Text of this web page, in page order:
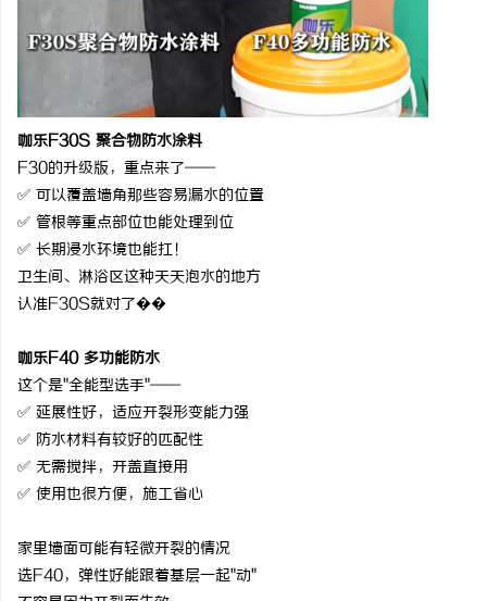
咖乐F30S 聚合物防水涂料
F30的升级版，重点来了——
✅ 可以覆盖墙角那些容易漏水的位置
✅ 管根等重点部位也能处理到位
✅ 长期浸水环境也能扛！
卫生间、淋浴区这种天天泡水的地方
认准F30S就对了��
咖乐F40 多功能防水
这个是"全能型选手"——
✅ 延展性好，适应开裂形变能力强
✅ 防水材料有较好的匹配性
✅ 无需搅拌，开盖直接用
✅ 使用也很方便，施工省心
家里墙面可能有轻微开裂的情况
选F40，弹性好能跟着基层一起"动"